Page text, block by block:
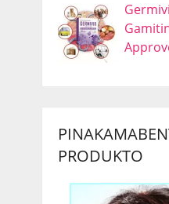
PRODUKTO